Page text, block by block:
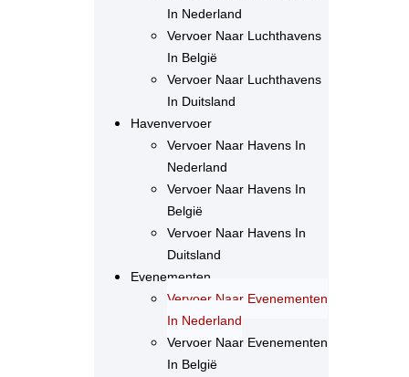
In Nederland
Vervoer Naar Luchthavens
In België
Vervoer Naar Luchthavens
In Duitsland
Havenvervoer
Vervoer Naar Havens In
Nederland
Vervoer Naar Havens In
België
Vervoer Naar Havens In
Duitsland
Evenementen
Vervoer Naar Evenementen
In Nederland
Vervoer Naar Evenementen
In België